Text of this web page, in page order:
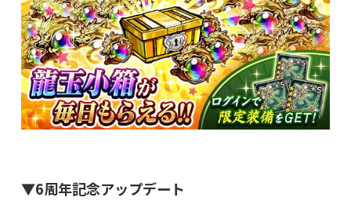
▼6周年記念アップデート